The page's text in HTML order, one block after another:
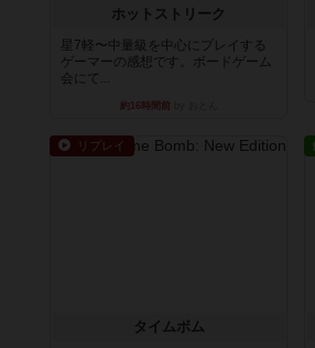
ホットストリーク
星7軽〜中量級を中心にプレイする
ゲーマーの感想です。ボードゲーム
会にて...
約16時間前
リプレイ
タイムボム